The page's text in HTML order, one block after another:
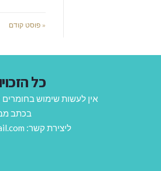
« פוסט קודם
כל
אין לעשות שימוש
בכתב
ליצירת קשר: Avihai.ZoomAt@gmail.com